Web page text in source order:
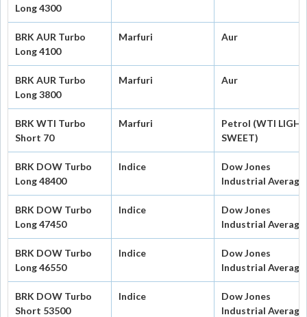
Long 4300
BRK AUR Turbo
Long 4100
Marfuri Aur
BRK AUR Turbo
Long 3800
Marfuri Aur
BRK WTI Turbo
Short 70
Marfuri
Petrol (WTI LIGHT
SWEET)
BRK DOW Turbo
Long 48400
Indice
Dow Jones
Industrial Average
BRK DOW Turbo
Long 47450
Indice
Dow Jones
Industrial Average
BRK DOW Turbo
Long 46550
Indice
Dow Jones
Industrial Average
BRK DOW Turbo
Short 53500
Indice
Dow Jones
Industrial Average